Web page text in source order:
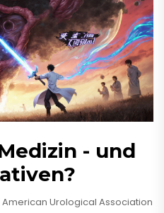
- und
American Urological Association